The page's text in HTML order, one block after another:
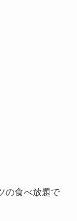
の食べ放題で